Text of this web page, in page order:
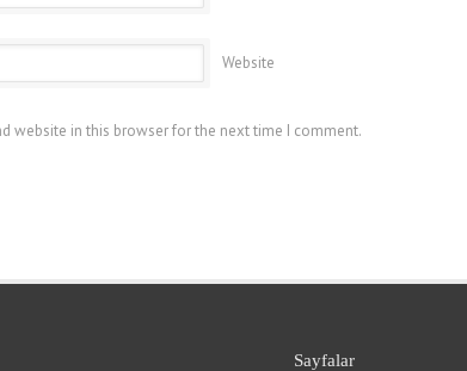
Website
website in this browser for the next time I comment.
Sayfalar